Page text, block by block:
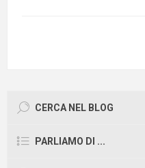
CERCA NEL BLOG
PARLIAMO DI ...